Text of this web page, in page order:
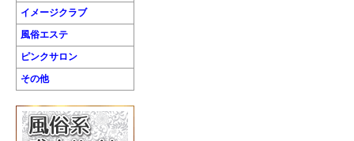
イメージクラブ
風俗エステ
ピンクサロン
その他